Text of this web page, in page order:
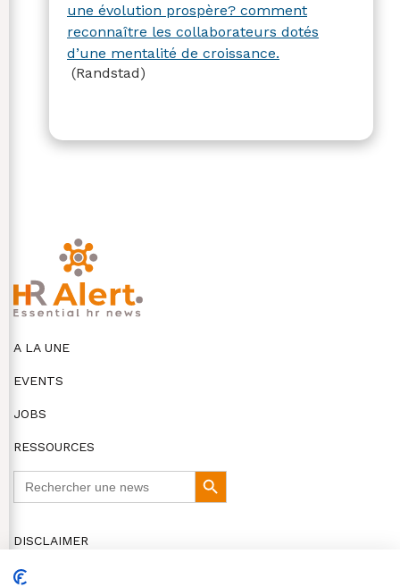
une évolution prospère? comment
reconnaître les collaborateurs dotés
d’une mentalité de croissance.
(Randstad)
A LA UNE
EVENTS
JOBS
RESSOURCES
Search
Button
DISCLAIMER
COOKIES ET VIE PRIVÉE